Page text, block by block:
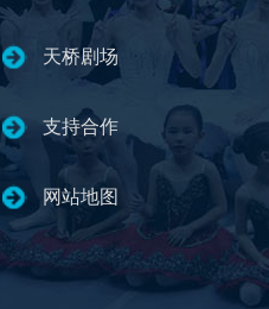
天桥剧场
支持合作
网站地图